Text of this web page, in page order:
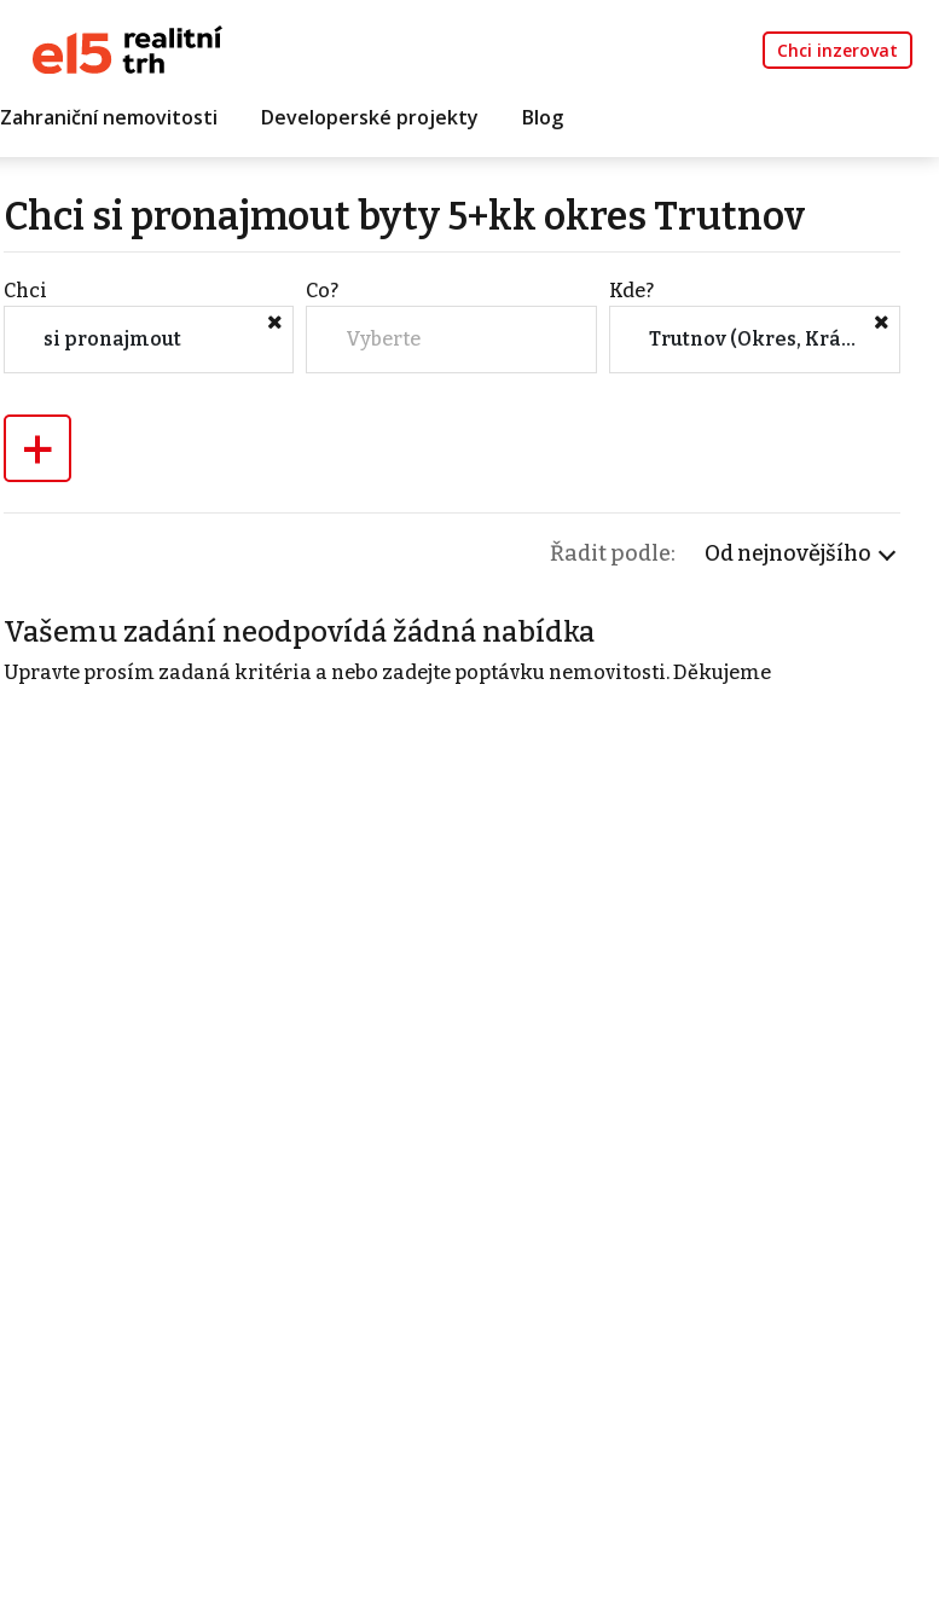
Chci inzerovat
Zahraniční nemovitosti Developerské projekty Blog
Chci si pronajmout byty 5+kk okres Trutnov
Chci
si pronajmout
Co?
Vyberte
Kde?
Trutnov (Okres, Královéhradecký kraj)
+
Řadit podle: Od nejnovějšího
Vašemu zadání neodpovídá žádná nabídka
Upravte prosím zadaná kritéria a nebo zadejte poptávku nemovitosti. Děkujeme